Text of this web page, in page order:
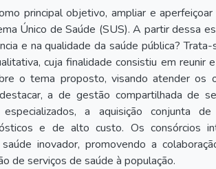
principal objetivo, ampliar e
Único de Saúde (SUS). A partir dessa
e na qualidade da saúde pública?
cuja finalidade consistiu em reunir
o tema proposto, visando atender os
a de gestão compartilhada de
a aquisição conjunta
e de alto custo. Os consórcios
inovador, promovendo a
de serviços de saúde à população.